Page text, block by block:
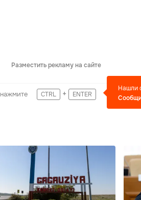
Разместить рекламу на сайте
CTRL + ENTER
Нашли